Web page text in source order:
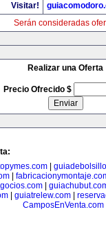
Visitar!
Serán consideradas
Realizar una Oferta
Precio Ofrecido $
|
guiatrelew.com
CamposEnVenta.com